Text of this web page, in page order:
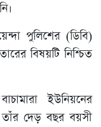
পুলিশের (ডিবি)
বিষয়টি নিশ্চিত
ইউনিয়নের
দেড় বছর বয়সী